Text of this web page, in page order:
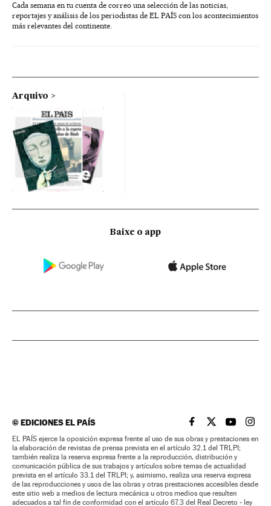
Cada semana en tu cuenta de correo una selección de las noticias,
reportajes y análisis de los periodistas de EL PAÍS con los acontecimientos
más relevantes del continente.
Arquivo
Baixe o app
©EDICIONES EL PAÍS EL PAÍS BRASIL EN
EL PAÍSEL PAÍS
EL
EL PAÍS ejerce la oposición expresa frente al uso de sus obras y prestaciones en
la elaboración de revistas de prensa prevista en el artículo 32.1 del TRLPI;
también realiza la reserva expresa frente a la reproducción, distribución y
comunicación pública de sus trabajos y artículos sobre temas de actualidad
prevista en el artículo 33.1 del TRLPI; y, asimismo, realiza una reserva expresa
de las reproducciones y usos de las obras y otras prestaciones accesibles desde
este sitio web a medios de lectura mecánica u otros medios que resulten
adecuados a tal fin de conformidad con el artículo 67.3 del Real Decreto - ley